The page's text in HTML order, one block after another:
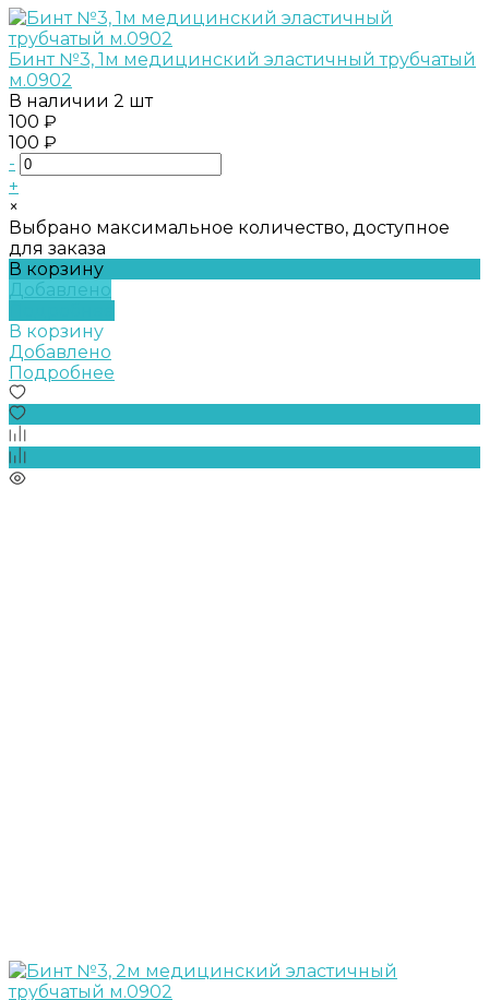
Бинт №3, 1м медицинский эластичный трубчатый
м.0902
В наличии 2 шт
100 ₽
100 ₽
-
+
×
Выбрано максимальное количество, доступное
для заказа
В корзину
Добавлено
В корзину
Добавлено
Подробнее